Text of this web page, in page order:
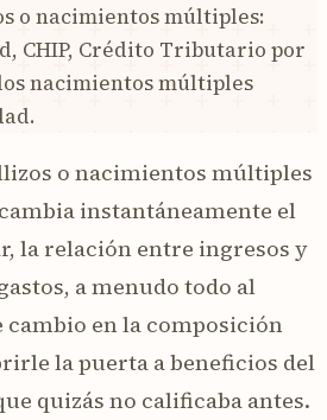
o nacimientos múltiples:
CHIP, Crédito Tributario por
nacimientos múltiples
o nacimientos múltiples
instantáneamente el
la relación entre ingresos y
a menudo todo al
cambio en la composición
la puerta a beneficios del
quizás no calificaba antes.